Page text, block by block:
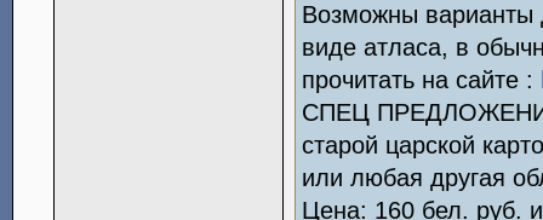
Возможны варианты
виде атласа, в
прочитать на сайте :
СПЕЦ ПРЕДЛОЖЕНИЕ
старой царской
или любая другая
Цена: 160 бел. руб.